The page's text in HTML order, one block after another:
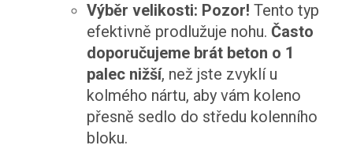
Výběr velikosti: Pozor! Tento typ
efektivně prodlužuje nohu. Často
doporučujeme brát beton o 1
palec nižší, než jste zvyklí u
kolmého nártu, aby vám koleno
přesně sedlo do středu kolenního
bloku.